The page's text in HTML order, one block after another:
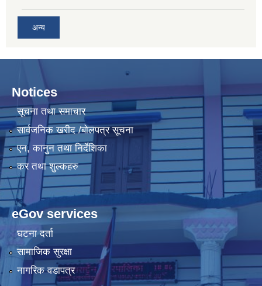
अन्य
Notices
सूचना तथा समाचार
सार्वजनिक खरीद /बोलपत्र सूचना
एन, कानुन तथा निर्देशिका
कर तथा शुल्कहरु
eGov services
घटना दर्ता
सामाजिक सुरक्षा
नागरिक वडापत्र